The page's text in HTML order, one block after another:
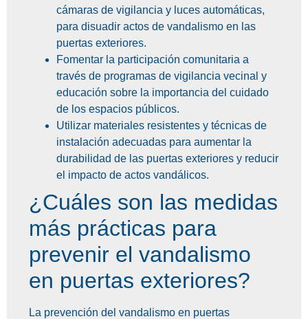
cámaras de vigilancia y luces automáticas,
para disuadir actos de vandalismo en las
puertas exteriores.
Fomentar la participación comunitaria a
través de programas de vigilancia vecinal y
educación sobre la importancia del cuidado
de los espacios públicos.
Utilizar materiales resistentes y técnicas de
instalación adecuadas para aumentar la
durabilidad de las puertas exteriores y reducir
el impacto de actos vandálicos.
¿Cuáles son las medidas
más prácticas para
prevenir el vandalismo
en puertas exteriores?
La prevención del vandalismo en puertas